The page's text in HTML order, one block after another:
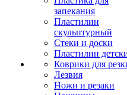
запекания
Пластилин
скульптурный
Стеки и доски
Пластилин
Коврики для
Лезвия
Ножи и резаки